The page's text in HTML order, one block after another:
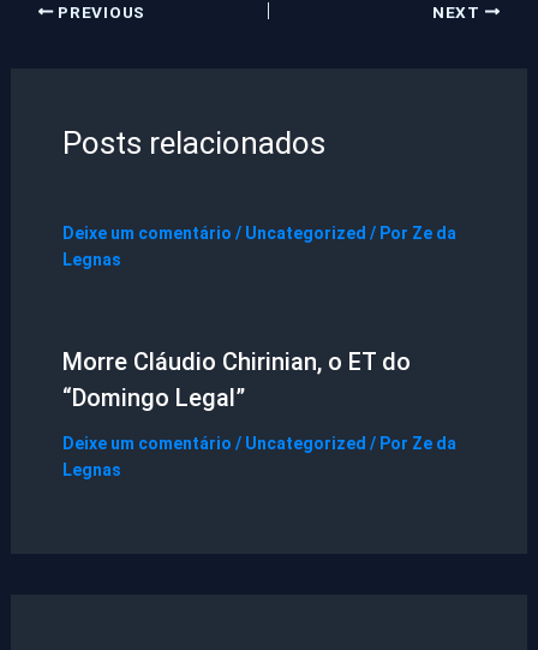
PREVIOUS NEXT
Posts relacionados
Deixe um comentário / Uncategorized / Por Ze da
Legnas
Morre Cláudio Chirinian, o ET do
“Domingo Legal”
Deixe um comentário / Uncategorized / Por Ze da
Legnas